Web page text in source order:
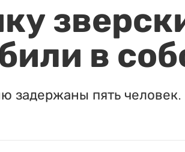
в
задержаны пять человек.